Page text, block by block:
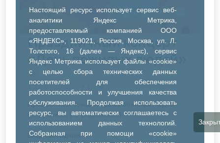
Настоящий ресурс использует сервис веб-
аналитики Яндекс Метрика,
предоставляемый компанией ООО
«ЯНДЕКС», 119021, Россия, Москва, ул. Л.
Толстого, 16 (далее — Яндекс), сервис
Яндекс Метрика использует файлы «cookie»
с целью сбора технических данных
посетителей для обеспечения
работоспособности и улучшения качества
обслуживания. Продолжая использовать
ресурс, вы автоматически соглашаетесь с
использованием данных технологий.
Собранная при помощи «cookie»
Праздничный концерт
«День пожилых людей»
01.10.2025 • 16:00
Праздничный концерт «День пожилых людей»
(п. Сумкино, ул. Водников, 5)
Вход свободный